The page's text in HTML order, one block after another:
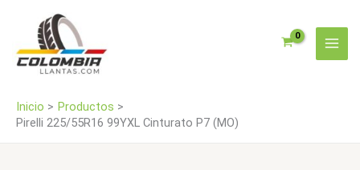
contenido
Inicio
Productos
Pirelli 225/55R16 99YXL Cinturato P7 (MO)
(MO)
cantidad